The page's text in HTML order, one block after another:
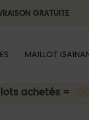
GRATUITE
MAILLOT
achetés =